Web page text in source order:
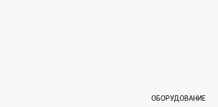
ОБОРУДОВАНИЕ